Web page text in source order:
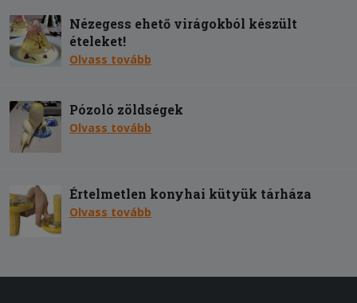
Nézegess ehető virágokból készült
ételeket!
Olvass tovább
Pózoló zöldségek
Olvass tovább
Értelmetlen konyhai kütyük tárháza
Olvass tovább